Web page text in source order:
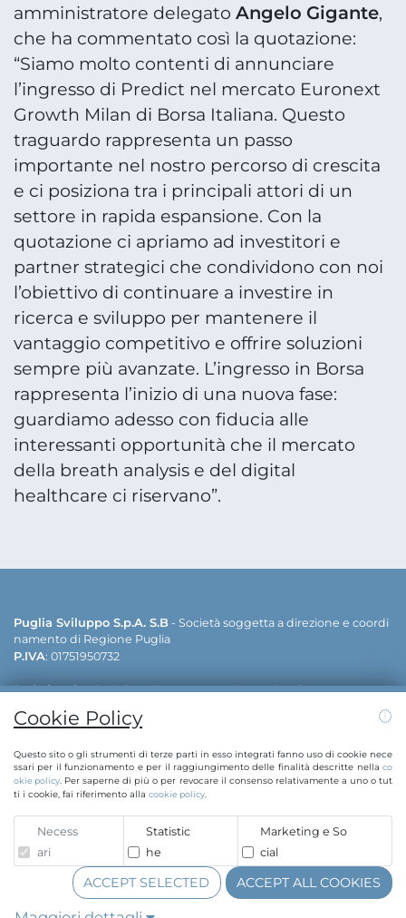
amministratore delegato Angelo Gigante,
che ha commentato così la quotazione:
“Siamo molto contenti di annunciare
l’ingresso di Predict nel mercato Euronext
Growth Milan di Borsa Italiana. Questo
traguardo rappresenta un passo
importante nel nostro percorso di crescita
e ci posiziona tra i principali attori di un
settore in rapida espansione. Con la
quotazione ci apriamo ad investitori e
partner strategici che condividono con noi
l’obiettivo di continuare a investire in
ricerca e sviluppo per mantenere il
vantaggio competitivo e offrire soluzioni
sempre più avanzate. L’ingresso in Borsa
rappresenta l’inizio di una nuova fase:
guardiamo adesso con fiducia alle
interessanti opportunità che il mercato
della breath analysis e del digital
healthcare ci riservano”.
Puglia Sviluppo S.p.A. S.B - Società soggetta a direzione e coordi
namento di Regione Puglia
P.IVA: 01751950732
Sede legale: via delle Dalie - 70026 Modugno (Bari)
: via delle Dalie - 70026 Modugno (Bari) | viale cav. A
ntonio Filograna - 73042 Casarano (Lecce)
viluppo.regione.puglia.it| PEC:pugliasviluppo@legalmail.it
Whistleblowing
Copyright © Puglia Sviluppo S.p.A. 2020
Azionista Unico Regione Puglia | C.F. 80017210727
Cookie Policy
Questo sito o gli strumenti di terze parti in esso integrati fanno uso di cookie nece
ssari per il funzionamento e per il raggiungimento delle finalità descritte nella co
okie policy . Per saperne di più o per revocare il consenso relativamente a uno o tut
ti i cookie, fai riferimento alla cookie policy
Necess
ari
Statistic
he
Marketing e So
cial
ACCEPT SELECTED ACCEPT ALL COOKIES